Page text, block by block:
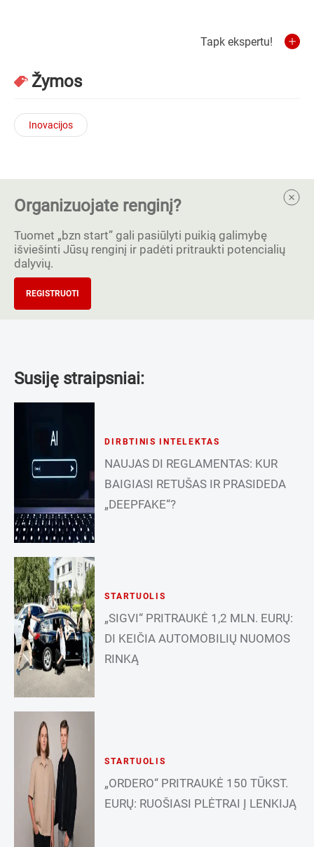
Tapk ekspertu!
Žymos
Inovacijos
Organizuojate renginį?
Tuomet „bzn start” gali pasiūlyti puikią galimybę
išviešinti Jūsų renginį ir padėti pritraukti potencialių
dalyvių.
REGISTRUOTI
Susiję straipsniai:
DIRBTINIS INTELEKTAS
NAUJAS DI REGLAMENTAS: KUR
BAIGIASI RETUŠAS IR PRASIDEDA
„DEEPFAKE“?
STARTUOLIS
„SIGVI“ PRITRAUKĖ 1,2 MLN. EURŲ:
DI KEIČIA AUTOMOBILIŲ NUOMOS
RINKĄ
STARTUOLIS
„ORDERO“ PRITRAUKĖ 150 TŪKST.
EURŲ: RUOŠIASI PLĖTRAI Į LENKIJĄ